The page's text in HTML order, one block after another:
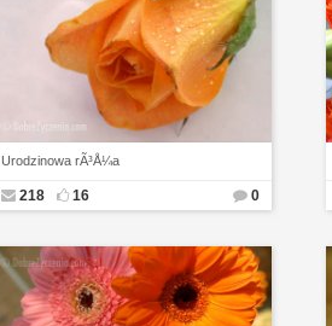
Urodzinowa rÃ³Å¼a
218 16 0